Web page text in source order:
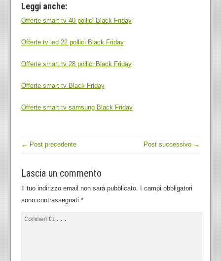
Leggi anche:
Offerte smart tv 40 pollici Black Friday
Offerte tv led 22 pollici Black Friday
Offerte smart tv 28 pollici Black Friday
Offerte smart tv Black Friday
Offerte smart tv samsung Black Friday
← Post precedente Post successivo →
Lascia un commento
Il tuo indirizzo email non sarà pubblicato. I campi obbligatori
sono contrassegnati *